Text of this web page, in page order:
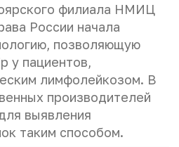
филиала НМИЦ
России начала
позволяющую
у пациентов,
лимфолейкозом. В
производителей
выявления
таким способом.